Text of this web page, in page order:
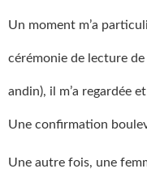
Un moment m’a
cérémonie de lecture
andin), il m’a regardée
Une confirmation
Une autre fois, une